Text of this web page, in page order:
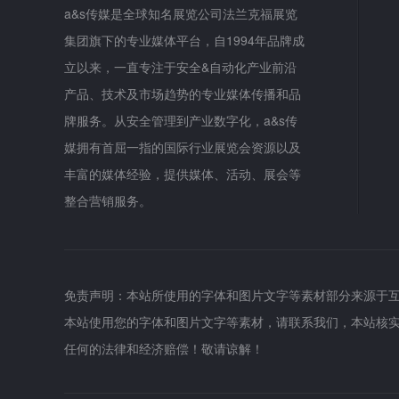
a&s传媒是全球知名展览公司法兰克福展览
集团旗下的专业媒体平台，自1994年品牌成
立以来，一直专注于安全&自动化产业前沿
产品、技术及市场趋势的专业媒体传播和品
牌服务。从安全管理到产业数字化，a&s传
媒拥有首屈一指的国际行业展览会资源以及
丰富的媒体经验，提供媒体、活动、展会等
整合营销服务。
免责声明：本站所使用的字体和图片文字等素材部分来源
本站使用您的字体和图片文字等素材，请联系我们，本站
任何的法律和经济赔偿！敬请谅解！